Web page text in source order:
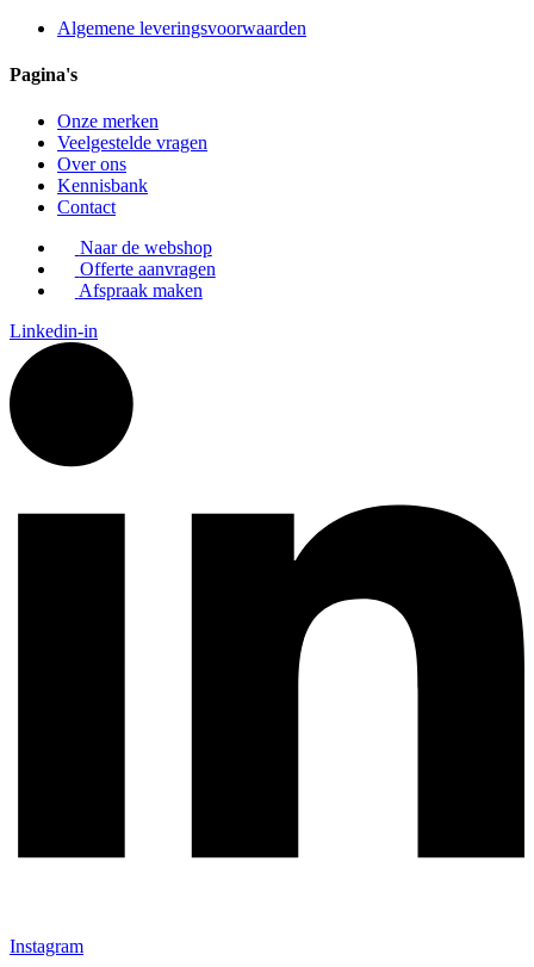
Algemene leveringsvoorwaarden
Pagina's
Onze merken
Veelgestelde vragen
Over ons
Kennisbank
Contact
Naar de webshop
Offerte aanvragen
Afspraak maken
Linkedin-in
Instagram